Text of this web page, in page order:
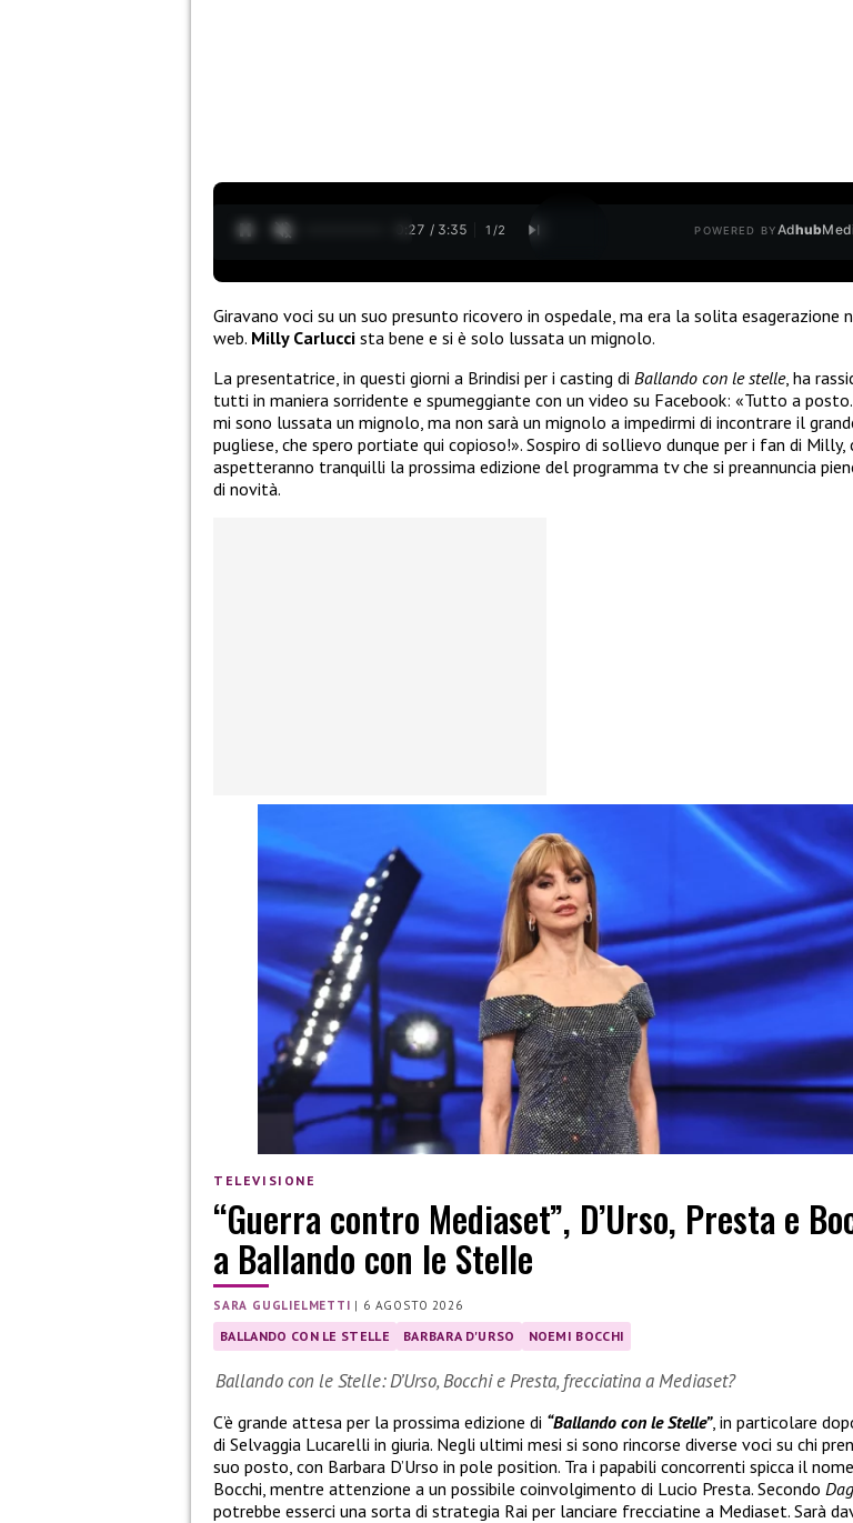
0:28 / 3:35 1 /2 POWERED BYAdhub
Giravano voci su un suo presunto ricovero in ospedale, ma era la solita esagerazione
web. Milly Carlucci sta bene e si è solo lussata un mignolo.
La presentatrice, in questi giorni a Brindisi per i casting di Ballando con le stelle, ha
tutti in maniera sorridente e spumeggiante con un video su Facebook: «Tutto a posto.
mi sono lussata un mignolo, ma non sarà un mignolo a impedirmi di incontrare il
pugliese, che spero portiate qui copioso!». Sospiro di sollievo dunque per i fan di Milly,
aspetteranno tranquilli la prossima edizione del programma tv che si preannuncia
di novità.
TELEVISIONE
“Guerra contro Mediaset”, D’Urso, Presta e
a Ballando con le Stelle
SARA GUGLIELMETTI | 6 AGOSTO 2026
BALLANDO CON LE STELLE BARBARA D'URSO NOEMI BOCCHI
Ballando con le Stelle: D’Urso, Bocchi e Presta, frecciatina a Mediaset?
C’è grande attesa per la prossima edizione di “Ballando con le Stelle”, in particolare
di Selvaggia Lucarelli in giuria. Negli ultimi mesi si sono rincorse diverse voci su chi
suo posto, con Barbara D’Urso in pole position. Tra i papabili concorrenti spicca il
Bocchi, mentre attenzione a un possibile coinvolgimento di Lucio Presta. Secondo
potrebbe esserci una sorta di strategia Rai per lanciare frecciatine a Mediaset. Sarà